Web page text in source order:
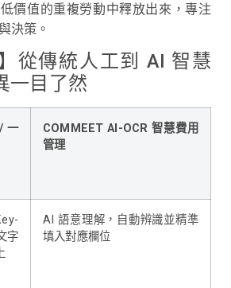
價值的重複勞動中釋放出來，專注
決策。
從傳統人工到 AI 智慧
一目了然
一
COMMEET AI-OCR 智慧費用
管理
字
AI 語意理解，自動辨識並精準
填入對應欄位